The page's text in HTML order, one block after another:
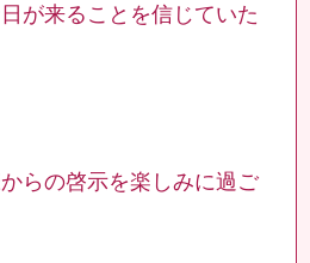
が来ることを信じていた
らの啓示を楽しみに過ご